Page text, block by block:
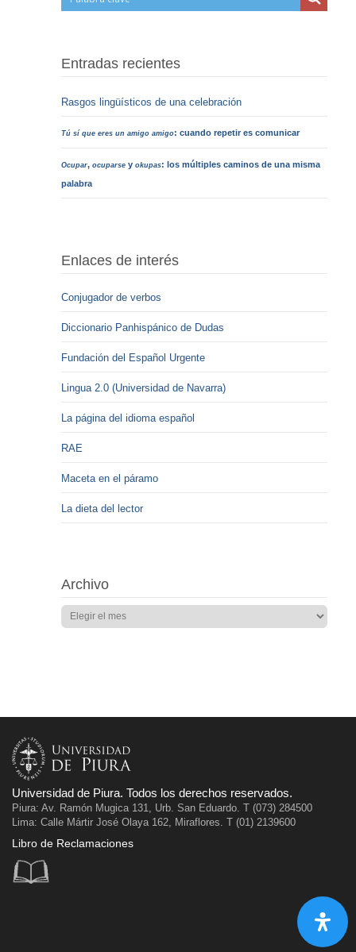
Entradas recientes
Rasgos lingüísticos de una celebración
Tú sí que eres un amigo amigo: cuando repetir es comunicar
Ocupar,ocuparse yokupas: los múltiples caminos de una misma
palabra
Enlaces de interés
Conjugador de verbos
Diccionario Panhispánico de Dudas
Fundación del Español Urgente
Lingua 2.0 (Universidad de Navarra)
La página del idioma español
RAE
Maceta en el páramo
La dieta del lector
Archivo
Universidad de Piura. Todos los derechos reservados.
Piura: Av. Ramón Mugica 131, Urb. San Eduardo. T (073) 284500
Lima: Calle Mártir José Olaya 162, Miraflores. T (01) 2139600
Libro de Reclamaciones